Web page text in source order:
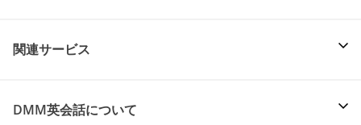
関連サービス
DMM英会話について